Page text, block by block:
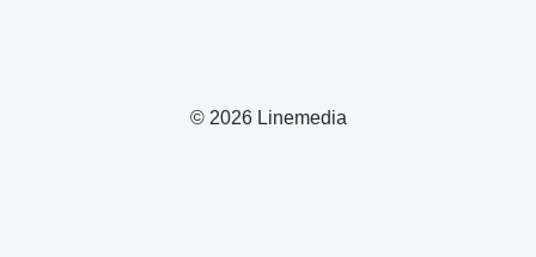
© 2026 Linemedia